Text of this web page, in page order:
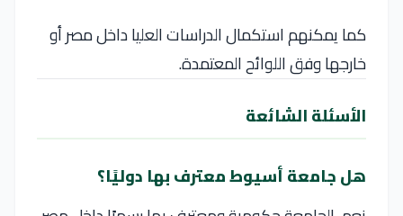
كما يمكنهم استكمال الدراسات العليا داخل مصر أو
خارجها وفق اللوائح المعتمدة.
الأسئلة الشائعة
هل جامعة أسيوط معترف بها دوليًا؟